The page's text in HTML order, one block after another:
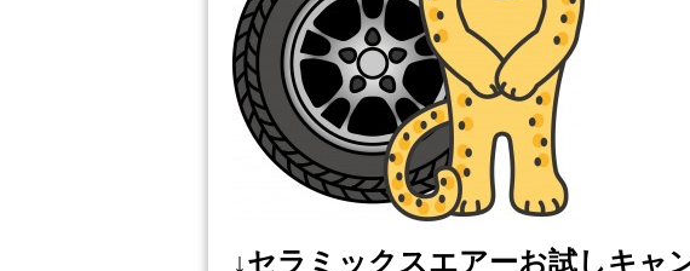
↓セラミックスエアーお試しキャ